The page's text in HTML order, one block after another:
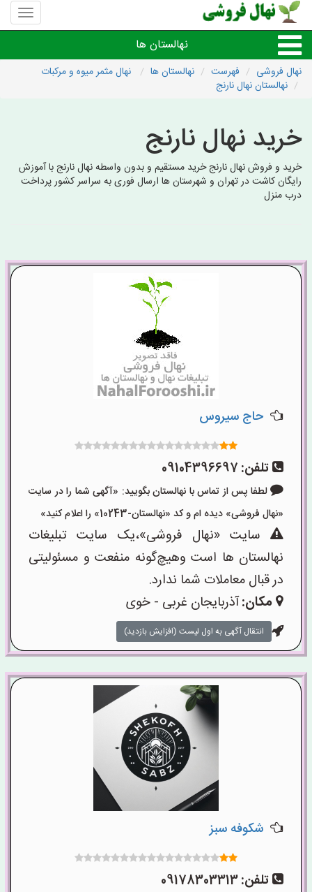
منوی
سایت
فروشی
نهالستان ها
نهال های زینتی،غیرمثمر
نهال های کمیاب،خاص
نهال فروشی فهرست نهالستان ها
نهال مثمر میوه و مرکبات
نهالستان نهال نارنج
خرید نهال نارنج
خرید و فروش نهال نارنج خرید مستقیم و بدون واسطه نهال نارنج با آموزش
رایگان کاشت در تهران و شهرستان ها ارسال فوری به سراسر کشور پرداخت
درب منزل
حاج سیروس
تلفن: 09104396697
لطفا پس از تماس با نهالستان بگویید: «آگهی شما را در سایت
«نهال فروشی» دیده ام و کد «نهالستان-10243» را اعلام کنید»
سایت «نهال فروشی»،یک سایت تبلیغات
نهالستان ها است وهیچ‌گونه منفعت و مسئولیتی
در قبال معاملات شما ندارد.
مکان:آذربایجان غربی - خوی
انتقال آگهی به اول لیست (افزایش بازدید)
شکوفه سبز
تلفن:09178303313